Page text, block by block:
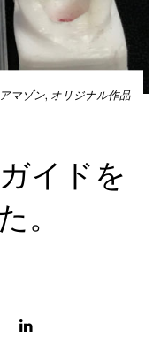
アマゾン, オリジナル作品
イドを
。